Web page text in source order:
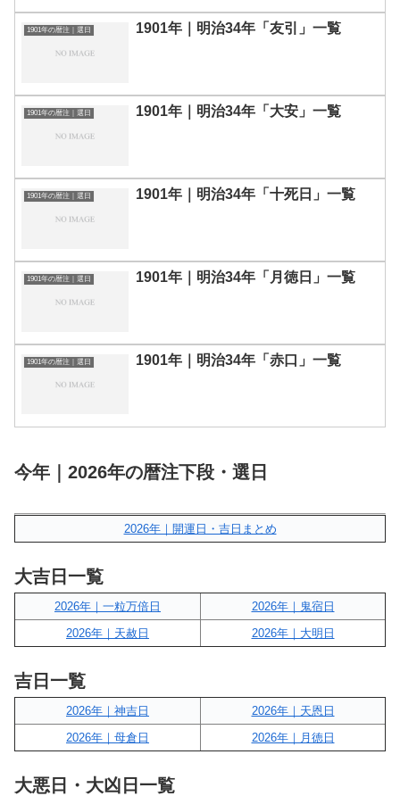
1901年の暦注｜選日 1901年｜明治34年「友引」一覧
1901年の暦注｜選日 1901年｜明治34年「大安」一覧
1901年の暦注｜選日 1901年｜明治34年「十死日」一覧
1901年の暦注｜選日 1901年｜明治34年「月徳日」一覧
1901年の暦注｜選日 1901年｜明治34年「赤口」一覧
今年｜2026年の暦注下段・選日
2026年｜開運日・吉日まとめ
大吉日一覧
2026年｜一粒万倍日
2026年｜鬼宿日
2026年｜天赦日
2026年｜大明日
吉日一覧
2026年｜神吉日
2026年｜天恩日
2026年｜母倉日
2026年｜月徳日
大悪日・大凶日一覧